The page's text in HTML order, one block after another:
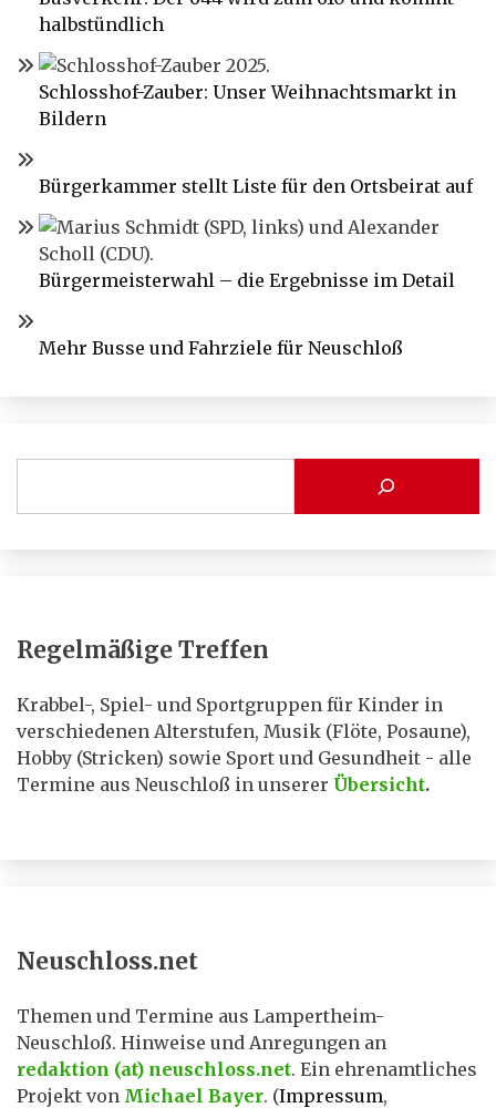
halbstündlich
Schlosshof-Zauber: Unser Weihnachtsmarkt in
Bildern
Bürgerkammer stellt Liste für den Ortsbeirat auf
Bürgermeisterwahl – die Ergebnisse im Detail
Mehr Busse und Fahrziele für Neuschloß
Regelmäßige Treffen
Krabbel-, Spiel- und Sportgruppen für Kinder in
verschiedenen Alterstufen, Musik (Flöte, Posaune),
Hobby (Stricken) sowie Sport und Gesundheit - alle
Termine aus Neuschloß in unserer Übersicht.
Neuschloss.net
Themen und Termine aus Lampertheim-
Neuschloß. Hinweise und Anregungen an
redaktion (at) neuschloss.net. Ein ehrenamtliches
Projekt von Michael Bayer. (Impressum,